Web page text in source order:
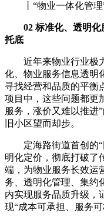
丨“物业一体化管理
02 标准化、透明化
托底
近年来物业行业极力
化、物业服务信息透明
寻找经营和品质的平衡
项目中，这些问题都更
服务，涨价又难以推进
旧小区望而却步。
定海路街道首创的“
明化定价，彻底打破了
端，为物业服务长效运
务、透明化管理、集约
内实现服务品质升级，
现“成本可承担、服务可